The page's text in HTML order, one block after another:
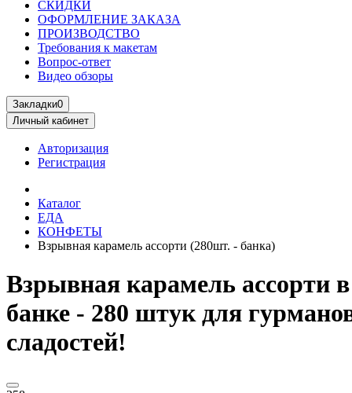
СКИДКИ
ОФОРМЛЕНИЕ ЗАКАЗА
ПРОИЗВОДСТВО
Требования к макетам
Вопрос-ответ
Видео обзоры
Закладки0
Личный кабинет
Авторизация
Регистрация
Каталог
ЕДА
КОНФЕТЫ
Взрывная карамель ассорти (280шт. - банка)
Взрывная карамель ассорти в
банке - 280 штук для
сладостей!